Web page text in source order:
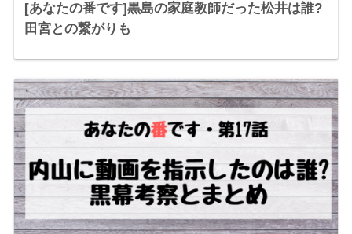
[あなたの番です]黒島の家庭教師だった松井は誰?
田宮との繋がりも